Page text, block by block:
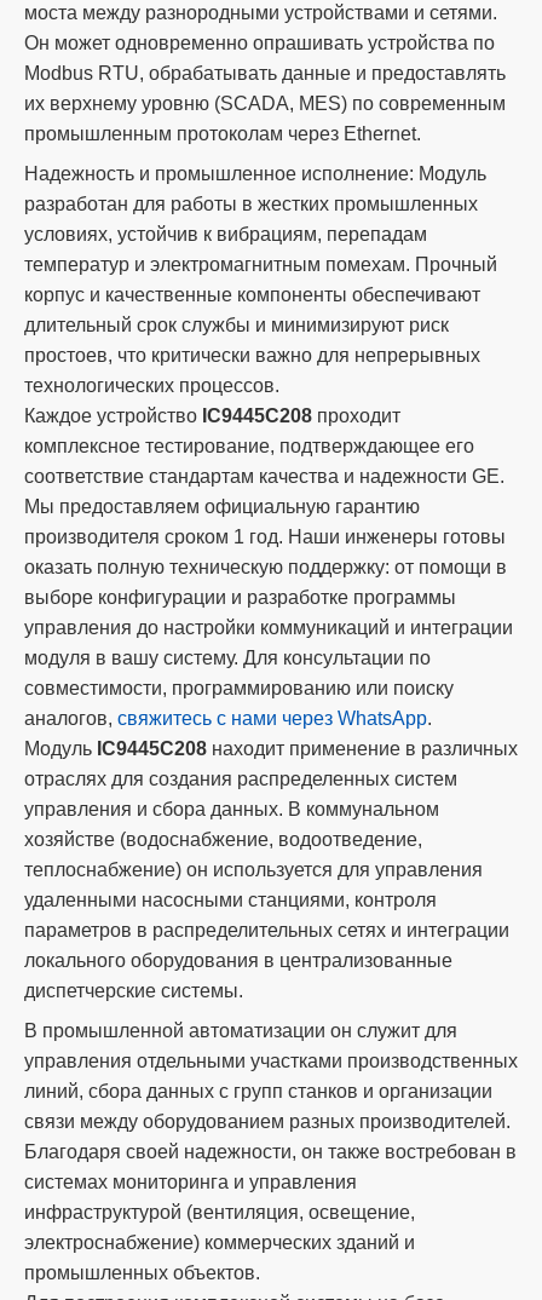
моста между разнородными устройствами и сетями.
Он может одновременно опрашивать устройства по
Modbus RTU, обрабатывать данные и предоставлять
их верхнему уровню (SCADA, MES) по современным
промышленным протоколам через Ethernet.
Надежность и промышленное исполнение: Модуль
разработан для работы в жестких промышленных
условиях, устойчив к вибрациям, перепадам
температур и электромагнитным помехам. Прочный
корпус и качественные компоненты обеспечивают
длительный срок службы и минимизируют риск
простоев, что критически важно для непрерывных
технологических процессов.
Каждое устройство IC9445C208 проходит
комплексное тестирование, подтверждающее его
соответствие стандартам качества и надежности GE.
Мы предоставляем официальную гарантию
производителя сроком 1 год. Наши инженеры готовы
оказать полную техническую поддержку: от помощи в
выборе конфигурации и разработке программы
управления до настройки коммуникаций и интеграции
модуля в вашу систему. Для консультации по
совместимости, программированию или поиску
аналогов, свяжитесь с нами через WhatsApp.
Модуль IC9445C208 находит применение в различных
отраслях для создания распределенных систем
управления и сбора данных. В коммунальном
хозяйстве (водоснабжение, водоотведение,
теплоснабжение) он используется для управления
удаленными насосными станциями, контроля
параметров в распределительных сетях и интеграции
локального оборудования в централизованные
диспетчерские системы.
В промышленной автоматизации он служит для
управления отдельными участками производственных
линий, сбора данных с групп станков и организации
связи между оборудованием разных производителей.
Благодаря своей надежности, он также востребован в
системах мониторинга и управления
инфраструктурой (вентиляция, освещение,
электроснабжение) коммерческих зданий и
промышленных объектов.